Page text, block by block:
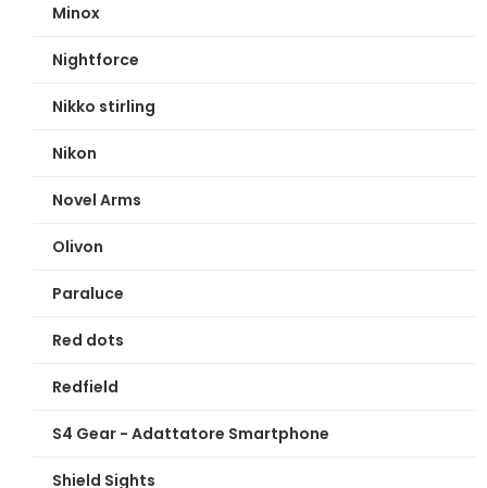
Minox
Nightforce
Nikko stirling
Nikon
Novel Arms
Olivon
Paraluce
Red dots
Redfield
S4 Gear - Adattatore Smartphone
Shield Sights